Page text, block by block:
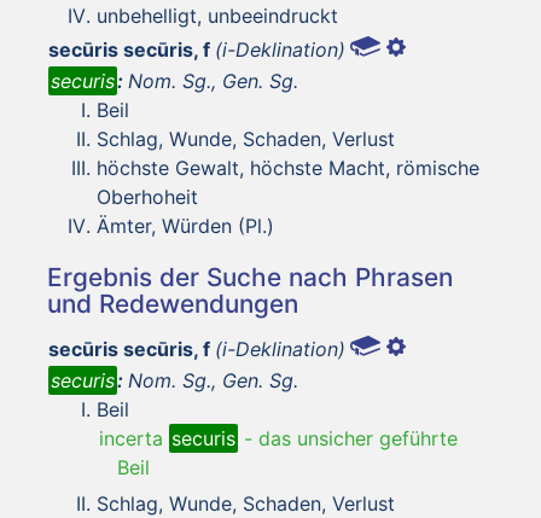
unbehelligt, unbeeindruckt
secūris secūris, f (i-Deklination)
securis: Nom. Sg., Gen. Sg.
Beil
Schlag, Wunde, Schaden, Verlust
höchste Gewalt, höchste Macht, römische
Oberhoheit
Ämter, Würden (Pl.)
Ergebnis der Suche nach Phrasen
und Redewendungen
secūris secūris, f (i-Deklination)
securis: Nom. Sg., Gen. Sg.
Beil
incerta securis - das unsicher geführte
Beil
Schlag, Wunde, Schaden, Verlust